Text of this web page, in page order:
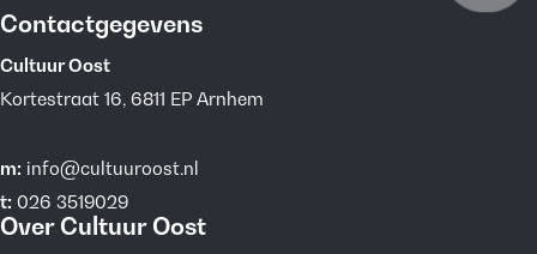
Contactgegevens
Cultuur Oost
Kortestraat 16, 6811 EP Arnhem
m: info@cultuuroost.nl
t: 026 3519029
Over Cultuur Oost